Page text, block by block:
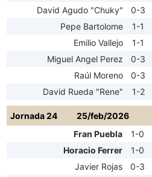
David Agudo "Chuky" 0-3
Pepe Bartolome
1-1
Emilio Vallejo
1-1
Miguel Angel Perez
0-3
Raúl Moreno
0-3
David Rueda "Rene"
1-2
Jornada 24
25/feb/2026
Fran Puebla
1-0
Horacio Ferrer
1-0
Javier Rojas
0-3